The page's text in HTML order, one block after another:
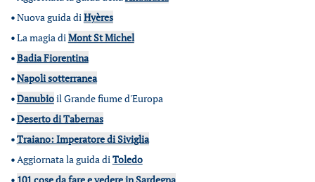
•Nuova guida diHyères
•La magia diMont St Michel
•Badia Fiorentina
•Napoli sotterranea
•Danubioil Grande fiume d'Europa
•Deserto di Tabernas
•Traiano: Imperatore di Siviglia
•Aggiornata la guida diToledo